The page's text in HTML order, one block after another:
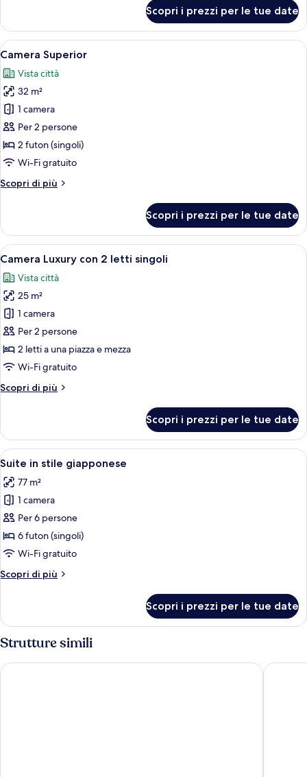
Deluxe
(Japanese
Style)
Scopri i prezzi per le tue date
Apri
tutte
le
foto
per
Camera
Superior
Una tradizionale stanza
9
Camera Superior
Vista città
32 m²
1 camera
Per 2 persone
2 futon (singoli)
Wi-Fi gratuito
Scopri di più
Altri
Superior
Scopri i prezzi per le tue date
Apri
tutte
le
foto
per
Camera
Luxury
con
letti
Una stanza con una testiera in
6
Camera Luxury con 2 letti singoli
Vista città
25 m²
1 camera
Per 2 persone
2 letti a una piazza e mezza
Wi-Fi gratuito
Scopri di più
Altri
Luxury
con
2
singoli
Scopri i prezzi per le tue date
Apri
tutte
le
foto
per
Suite
in
giapponese
Una stanza con un divano, un
17
Suite in stile giapponese
77 m²
1 camera
Per 6 persone
6 futon (singoli)
Wi-Fi gratuito
Scopri di più
Altri
in
stile
giapponese
Scopri i prezzi per le tue date
Strutture simili
Onyado Nono Kyotoshichijo Natural Hot Springs